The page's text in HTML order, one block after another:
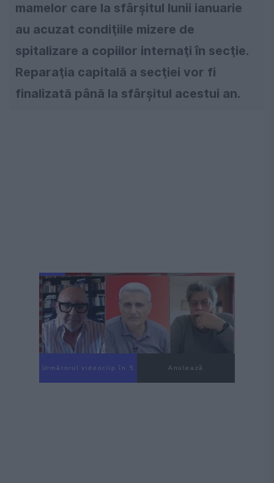
mamelor care la sfârşitul lunii ianuarie
au acuzat condiţiile mizere de
spitalizare a copiilor internaţi în secţie.
Reparaţia capitală a secţiei vor fi
finalizată până la sfârşitul acestui an.
Următorul videoclip în 4 Anulează